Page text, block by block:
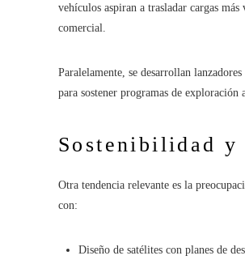
vehículos aspiran a trasladar cargas
comercial.
Paralelamente, se desarrollan
para sostener programas de exploración
Sostenibilidad
Otra tendencia relevante es la
con:
Diseño de satélites con planes de